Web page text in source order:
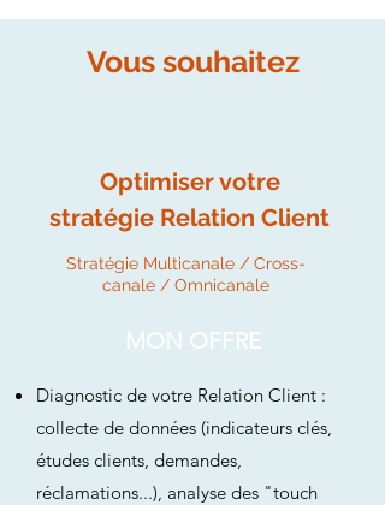
Vous souhaitez
Optimiser votre
stratégie Relation Client
Stratégie Multicanale / Cross-
canale / Omnicanale
MON OFFRE
Diagnostic de votre Relation Client :
collecte de données (indicateurs clés,
études clients, demandes,
réclamations...), analyse des "touch